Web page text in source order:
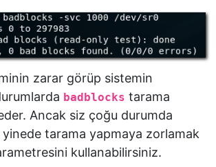
zarar görüp sistemin
badblocks tarama
Ancak siz çoğu durumda
tarama yapmaya zorlamak
kullanabilirsiniz.